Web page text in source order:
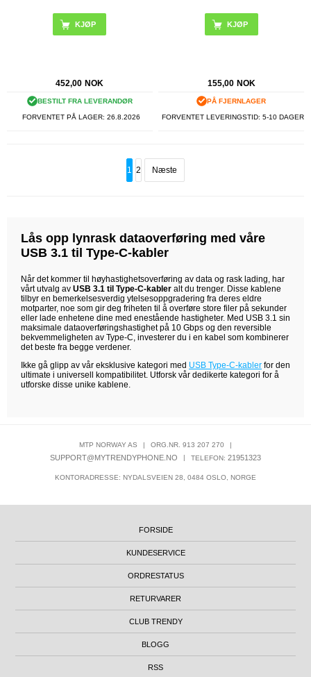
KJØP
452,00 NOK
BESTILT FRA LEVERANDØR
FORVENTET PÅ LAGER: 26.8.2026
155,00 NOK
PÅ FJERNLAGER
FORVENTET LEVERINGSTID: 5-10 DAGER
1 2 Næste
Lås opp lynrask dataoverføring med våre
USB 3.1 til Type-C-kabler
Når det kommer til høyhastighetsoverføring av data og rask lading, har
vårt utvalg av USB 3.1 til Type-C-kabler alt du trenger. Disse kablene
tilbyr en bemerkelsesverdig ytelsesoppgradering fra deres eldre
motparter, noe som gir deg friheten til å overføre store filer på sekunder
eller lade enhetene dine med enestående hastigheter. Med USB 3.1 sin
maksimale dataoverføringshastighet på 10 Gbps og den reversible
bekvemmeligheten av Type-C, investerer du i en kabel som kombinerer
det beste fra begge verdener.
Ikke gå glipp av vår eksklusive kategori med USB Type-C-kabler for den
ultimate i universell kompatibilitet. Utforsk vår dedikerte kategori for å
utforske disse unike kablene.
MTP NORWAY AS | ORG.NR. 913 207 270 |
SUPPORT@MYTRENDYPHONE.NO | TELEFON: 21951323
KONTORADRESSE: NYDALSVEIEN 28, 0484 OSLO, NORGE
FORSIDE
KUNDESERVICE
ORDRESTATUS
RETURVARER
CLUB TRENDY
BLOGG
RSS